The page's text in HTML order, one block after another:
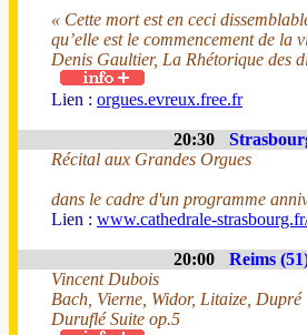
« Cette mort est en ceci
qu’elle est le commencement de la
Denis Gaultier, La Rhétorique des
Lien : orgues.evreux.free.fr
20:30
Récital aux Grandes Orgues
dans le cadre d'un programme
Lien : www.cathedrale-
20:00 Reims
Vincent Dubois
Bach, Vierne, Widor, Litaize, Dupré
Duruflé Suite op.5